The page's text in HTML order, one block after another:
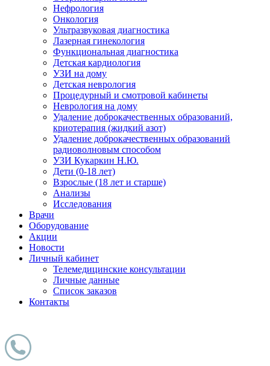
Нефрология
Онкология
Ультразвуковая диагностика
Лазерная гинекология
Функциональная диагностика
Детская кардиология
УЗИ на дому
Детская неврология
Процедурный и смотровой кабинеты
Неврология на дому
Удаление доброкачественных образований,
криотерапия (жидкий азот)
Удаление доброкачественных образований
радиоволновым способом
УЗИ Кукаркин Н.Ю.
Дети (0-18 лет)
Взрослые (18 лет и старше)
Анализы
Исследования
Врачи
Оборудование
Акции
Новости
Личный кабинет
Телемедицинские консультации
Личные данные
Список заказов
Контакты